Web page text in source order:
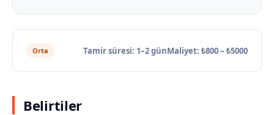
Orta Tamir süresi: 1–2 günMaliyet: ₺800 – ₺5000
Belirtiler